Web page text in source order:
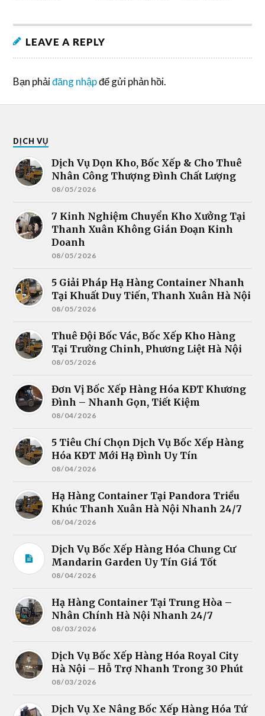
LEAVE A REPLY
Bạn phảiđăng nhậpđể gửi phản hồi.
DỊCH VỤ
Dịch Vụ Dọn Kho, Bốc Xếp & Cho Thuê
Nhân Công Thượng Đình Chất Lượng
08/05/2026
7 Kinh Nghiệm Chuyển Kho Xưởng Tại
Thanh Xuân Không Gián Đoạn Kinh
Doanh
08/05/2026
5 Giải Pháp Hạ Hàng Container Nhanh
Tại Khuất Duy Tiến, Thanh Xuân Hà Nội
08/05/2026
Thuê Đội Bốc Vác, Bốc Xếp Kho Hàng
Tại Trường Chinh, Phương Liệt Hà Nội
08/05/2026
Đơn Vị Bốc Xếp Hàng Hóa KĐT Khương
Đình – Nhanh Gọn, Tiết Kiệm
08/04/2026
5 Tiêu Chí Chọn Dịch Vụ Bốc Xếp Hàng
Hóa KĐT Mới Hạ Đình Uy Tín
08/04/2026
Hạ Hàng Container Tại Pandora Triều
Khúc Thanh Xuân Hà Nội Nhanh 24/7
08/04/2026
Dịch Vụ Bốc Xếp Hàng Hóa Chung Cư
Mandarin Garden Uy Tín Giá Tốt
08/04/2026
Hạ Hàng Container Tại Trung Hòa –
Nhân Chính Hà Nội Nhanh 24/7
08/03/2026
Dịch Vụ Bốc Xếp Hàng Hóa Royal City
Hà Nội – Hỗ Trợ Nhanh Trong 30 Phút
08/03/2026
Dịch Vụ Xe Nâng Bốc Xếp Hàng Hóa Tứ